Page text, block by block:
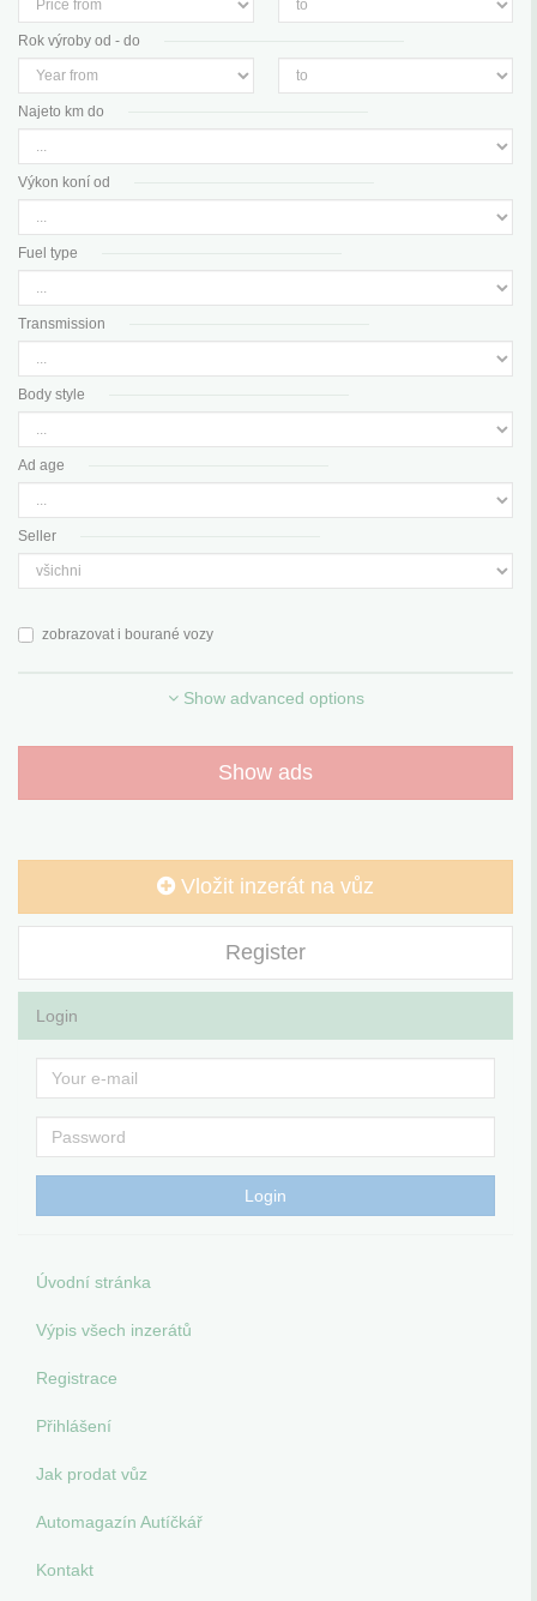
Rok výroby od - do
Najeto km do
Výkon koní od
Fuel type
Transmission
Body style
Ad age
Seller
zobrazovat i bourané vozy
Show advanced options
Show ads
Vložit inzerát na vůz
Register
Login
Úvodní stránka
Výpis všech inzerátů
Registrace
Přihlášení
Jak prodat vůz
Automagazín Autíčkář
Kontakt